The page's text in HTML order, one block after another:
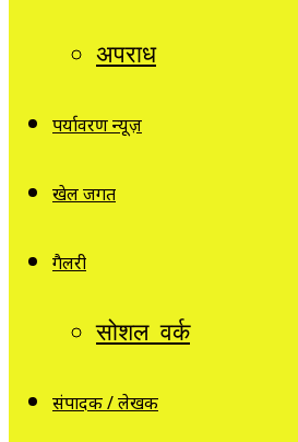
अपराध
पर्यावरण न्यूज़
खेल जगत
गैलरी
सोशल वर्क
संपादक / लेखक